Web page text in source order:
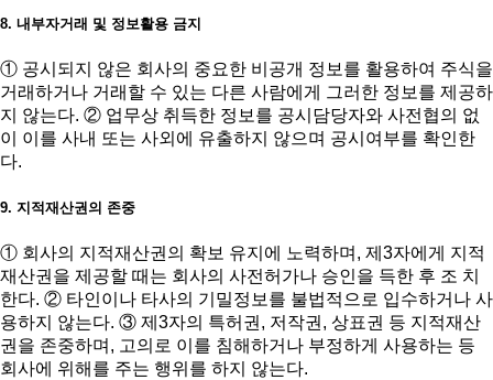
8. 내부자거래 및 정보활용 금지
① 공시되지 않은 회사의 중요한 비공개 정보를 활용하여 주식을
거래하거나 거래할 수 있는 다른 사람에게 그러한 정보를 제공하
지 않는다. ② 업무상 취득한 정보를 공시담당자와 사전협의 없
이 이를 사내 또는 사외에 유출하지 않으며 공시여부를 확인한
다.
9. 지적재산권의 존중
① 회사의 지적재산권의 확보 유지에 노력하며, 제3자에게 지적
재산권을 제공할 때는 회사의 사전허가나 승인을 득한 후 조 치
한다. ② 타인이나 타사의 기밀정보를 불법적으로 입수하거나 사
용하지 않는다. ③ 제3자의 특허권, 저작권, 상표권 등 지적재산
권을 존중하며, 고의로 이를 침해하거나 부정하게 사용하는 등
회사에 위해를 주는 행위를 하지 않는다.